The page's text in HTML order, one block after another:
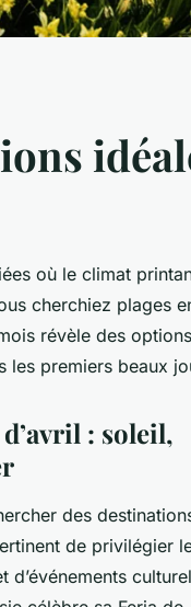
où le climat
cherchiez plages
révèle des options
les premiers beaux
: soleil,
des
de privilégier
d’événements